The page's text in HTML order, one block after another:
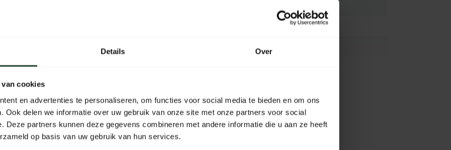
Details Over
van cookies
en advertenties te personaliseren, om functies voor social media te bieden en om ons
Ook delen we informatie over uw gebruik van onze site met onze partners voor social
Deze partners kunnen deze gegevens combineren met andere informatie die u aan ze heeft
op basis van uw gebruik van hun services.
geleidelijk een einde
geslagen, komt er een
die vervolgens begint
bundel droog gras,
oplaaien.
om te leren als
om vuur te maken
voelt het al snel als
N.V.T.